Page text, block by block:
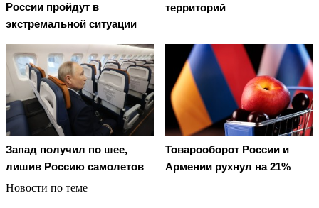
России пройдут в
экстремальной ситуации
территорий
Запад получил по шее,
лишив Россию самолетов
Товарооборот России и
Армении рухнул на 21%
Новости по теме